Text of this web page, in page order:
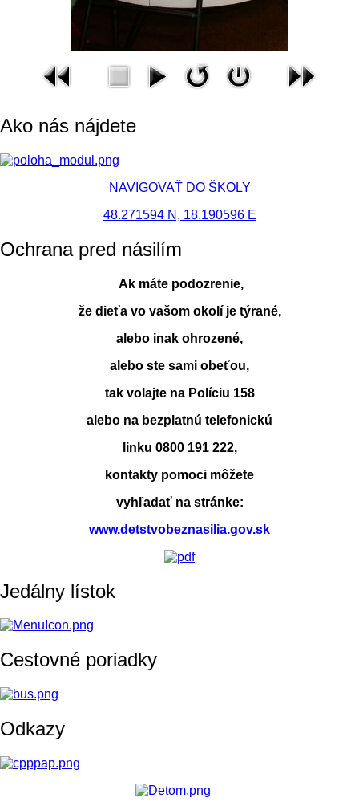
Ako nás nájdete
NAVIGOVAŤ DO ŠKOLY
48.271594 N, 18.190596 E
Ochrana pred násilím
Ak máte podozrenie,
že dieťa vo vašom okolí je týrané,
alebo inak ohrozené,
alebo ste sami obeťou,
tak volajte na Políciu 158
alebo na bezplatnú telefonickú
linku 0800 191 222,
kontakty pomoci môžete
vyhľadať na stránke:
www.detstvobeznasilia.gov.sk
Jedálny lístok
Cestovné poriadky
Odkazy